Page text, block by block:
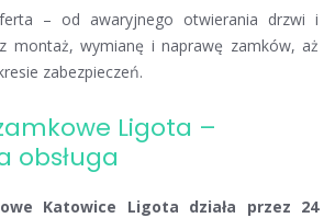
– od awaryjnego otwierania drzwi i
montaż, wymianę i naprawę zamków, aż
zabezpieczeń.
Ligota –
obsługa
Katowice Ligota działa przez 24